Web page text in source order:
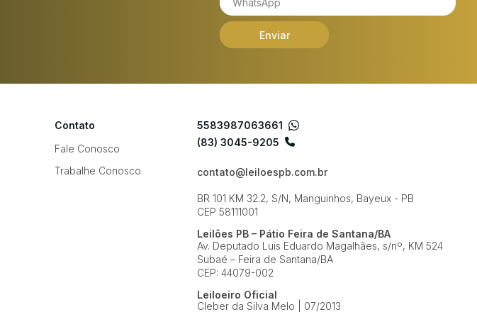
Enviar
Contato
Fale Conosco
Trabalhe Conosco
5583987063661
(83) 3045-9205
contato@leiloespb.com.br
BR 101 KM 32.2, S/N, Manguinhos, Bayeux - PB
CEP 58111001
Leilões PB – Pátio Feira de Santana/BA
Av. Deputado Luis Eduardo Magalhães, s/nº, KM 524
Subaé – Feira de Santana/BA
CEP: 44079-002
Leiloeiro Oficial
Cleber da Silva Melo | 07/2013